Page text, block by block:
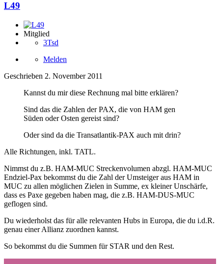
L49
Mitglied
3Tsd
Melden
Geschrieben 2. November 2011
Kannst du mir diese Rechnung mal bitte erklären?
Sind das die Zahlen der PAX, die von HAM gen
Süden oder Osten gereist sind?
Oder sind da die Transatlantik-PAX auch mit drin?
Alle Richtungen, inkl. TATL.
Nimmst du z.B. HAM-MUC Streckenvolumen abzgl. HAM-MUC
Endziel-Pax bekommst du die Zahl der Umsteiger aus HAM in
MUC zu allen möglichen Zielen in Summe, ex kleiner Unschärfe,
dass es Paxe gegeben haben mag, die z.B. HAM-DUS-MUC
geflogen sind.
Du wiederholst das für alle relevanten Hubs in Europa, die du i.d.R.
genau einer Allianz zuordnen kannst.
So bekommst du die Summen für STAR und den Rest.